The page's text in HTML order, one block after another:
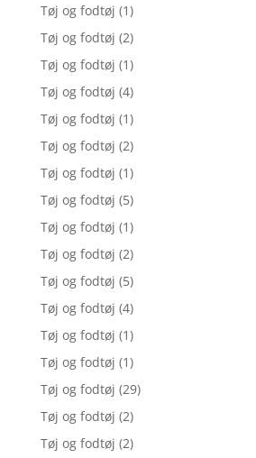
Tøj og fodtøj (1)
Tøj og fodtøj (2)
Tøj og fodtøj (1)
Tøj og fodtøj (4)
Tøj og fodtøj (1)
Tøj og fodtøj (2)
Tøj og fodtøj (1)
Tøj og fodtøj (5)
Tøj og fodtøj (1)
Tøj og fodtøj (2)
Tøj og fodtøj (5)
Tøj og fodtøj (4)
Tøj og fodtøj (1)
Tøj og fodtøj (1)
Tøj og fodtøj (29)
Tøj og fodtøj (2)
Tøj og fodtøj (2)